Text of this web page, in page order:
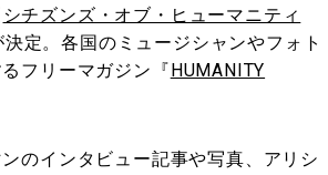
シチズンズ・オブ・ヒューマニティ
定。各国のミュージシャンやフォト
フリーマガジン『 HUMANITY
のインタビュー記事や写真、アリシ